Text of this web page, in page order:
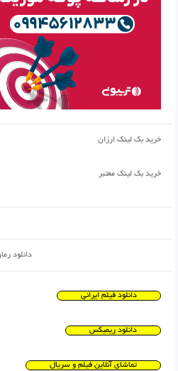
خرید بک لینک ارزان
خرید بک لینک معتبر
دانلود
دانلود فیلم ایرانی
دانلود ریمیکس
تماشای آنلاین فیلم و سریال